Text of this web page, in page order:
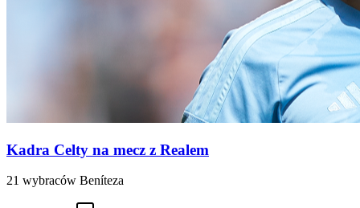
Kadra Celty na mecz z Realem
21 wybraców Beníteza